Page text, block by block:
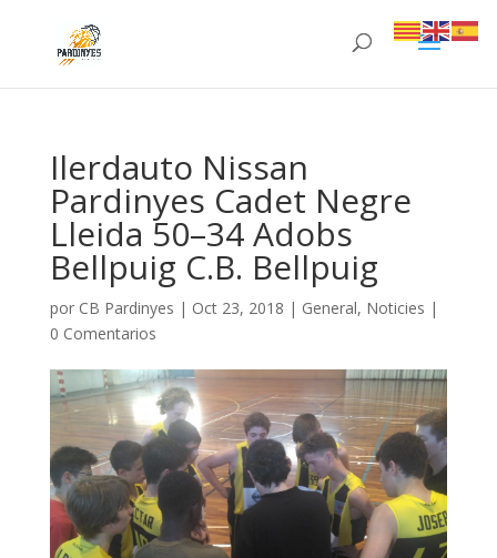
Ilerdauto Nissan
Pardinyes Cadet Negre
Lleida 50–34 Adobs
Bellpuig C.B. Bellpuig
por CB Pardinyes | Oct 23, 2018 | General, Noticies |
0 Comentarios